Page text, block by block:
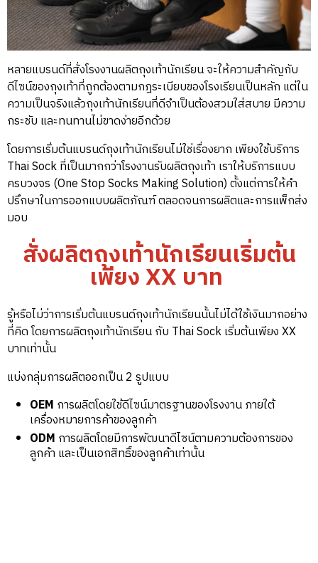
หลายแบรนด์ที่สั่งโรงงานผลิตถุงเท้านักเรียน จะให้ความสำคัญกับ
ดีไซน์ของถุงเท้าที่ถูกต้องตามกฎระเบียบของโรงเรียนเป็นหลัก แต่ใน
ความเป็นจริงแล้วถุงเท้านักเรียนที่ดีจำเป็นต้องสวมใส่สบาย มีความ
กระชับ และทนทานไม่ขาดง่ายอีกด้วย
โดยการเริ่มต้นแบรนด์ถุงเท้านักเรียนไม่ใช่เรื่องยาก เพียงใช้บริการ
Thai Sock ที่เป็นมากกว่าโรงงานรับผลิตถุงเท้า เราให้บริการแบบ
ครบวงจร (One Stop Socks Making Solution) ตั้งแต่การให้คำ
ปรึกษาในการออกแบบผลิตภัณฑ์ ตลอดจนการผลิตและการแพ็กส่ง
มอบ
สั่งผลิตถุงเท้านักเรียนเริ่มต้น
เพียง XX บาท
รู้หรือไม่ว่าการเริ่มต้นแบรนด์ถุงเท้านักเรียนนั้นไม่ได้ใช้เงินมากอย่าง
ที่คิด โดยการผลิตถุงเท้านักเรียน กับ Thai Sock เริ่มต้นเพียง XX
บาทเท่านั้น
แบ่งกลุ่มการผลิตออกเป็น 2 รูปแบบ
OEM การผลิตโดยใช้ดีไซน์มาตรฐานของโรงงาน ภายใต้
เครื่องหมายการค้าของลูกค้า
ODM การผลิตโดยมีการพัฒนาดีไซน์ตามความต้องการของ
ลูกค้า และเป็นเอกสิทธิ์ของลูกค้าเท่านั้น